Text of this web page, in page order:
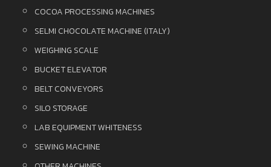
COCOA PROCESSING MACHINES
SELMI CHOCOLATE MACHINE (ITALY)
WEIGHING SCALE
BUCKET ELEVATOR
BELT CONVEYORS
SILO STORAGE
LAB EQUIPMENT WHITENESS
SEWING MACHINE